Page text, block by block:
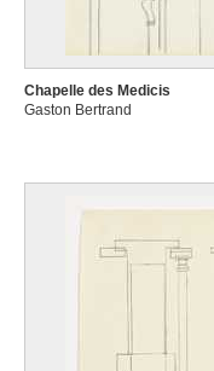
Chapelle des Medicis
Gaston Bertrand